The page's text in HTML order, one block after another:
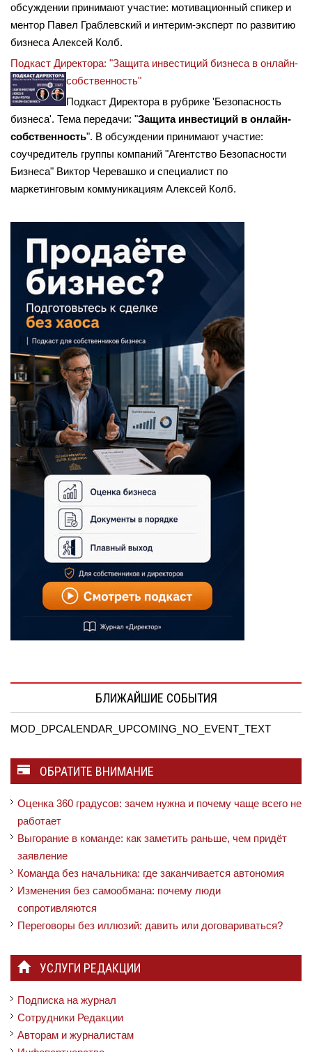
обсуждении принимают участие: мотивационный спикер и
ментор Павел Граблевский и интерим-эксперт по развитию
бизнеса Алексей Колб.
Подкаст Директора: "Защита инвестиций бизнеса в онлайн-
собственность"
Подкаст Директора в рубрике 'Безопасность
бизнеса'. Тема передачи: "Защита инвестиций в онлайн-
собственность". В обсуждении принимают участие:
соучредитель группы компаний "Агентство Безопасности
Бизнеса" Виктор Черевашко и специалист по
маркетинговым коммуникациям Алексей Колб.
БЛИЖАЙШИЕ СОБЫТИЯ
MOD_DPCALENDAR_UPCOMING_NO_EVENT_TEXT
ОБРАТИТЕ ВНИМАНИЕ
Оценка 360 градусов: зачем нужна и почему чаще всего не
работает
Выгорание в команде: как заметить раньше, чем придёт
заявление
Команда без начальника: где заканчивается автономия
Изменения без самообмана: почему люди
сопротивляются
Переговоры без иллюзий: давить или договариваться?
УСЛУГИ РЕДАКЦИИ
Подписка на журнал
Сотрудники Редакции
Авторам и журналистам